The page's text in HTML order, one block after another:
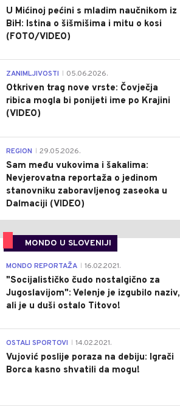
U Mićinoj pećini s mladim naučnikom iz
BiH: Istina o šišmišima i mitu o kosi
(FOTO/VIDEO)
ZANIMLJIVOSTI 05.06.2026.
Otkriven trag nove vrste: Čovječja
ribica mogla bi ponijeti ime po Krajini
(VIDEO)
REGION 29.05.2026.
Sam među vukovima i šakalima:
Nevjerovatna reportaža o jedinom
stanovniku zaboravljenog zaseoka u
Dalmaciji (VIDEO)
MONDO U SLOVENIJI
MONDO REPORTAŽA 16.02.2021.
"Socijalističko čudo nostalgično za
Jugoslavijom": Velenje je izgubilo naziv,
ali je u duši ostalo Titovo!
OSTALI SPORTOVI 14.02.2021.
Vujović poslije poraza na debiju: Igrači
Borca kasno shvatili da mogu!